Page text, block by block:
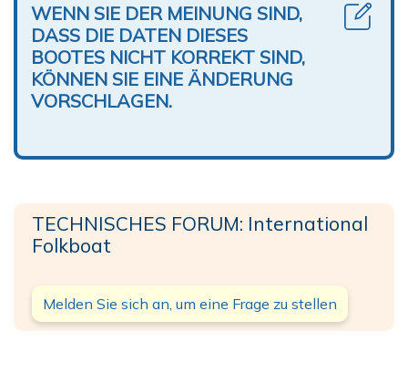
WENN SIE DER MEINUNG SIND,
DASS DIE DATEN DIESES
BOOTES NICHT KORREKT SIND,
KÖNNEN SIE EINE ÄNDERUNG
VORSCHLAGEN.
TECHNISCHES FORUM: International
Folkboat
Melden Sie sich an, um eine Frage zu stellen